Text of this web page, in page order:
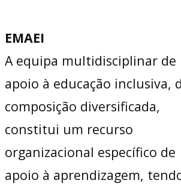
EMAEI
A equipa multidisciplinar de
apoio à educação inclusiva,
composição diversificada,
constitui um recurso
organizacional específico de
apoio à aprendizagem,